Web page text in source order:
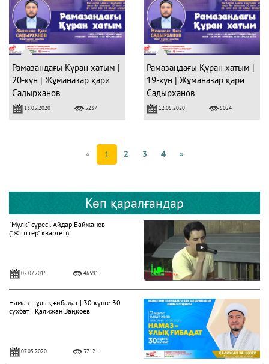
Рамазандағы Құран хатым |
20-күн | Жұманазар қари
Садырханов
13.05.2020 5237
Рамазандағы Құран хатым |
19-күн | Жұманазар қари
Садырханов
12.05.2020 5024
« 1 2 3 4 »
Көп қаралғандар
"Мүлк" сүресі. Айдар Байжанов
("Жігіттер" квартеті)
02.07.2015 46591
Намаз – ұлық ғибадат | 30 күнге 30
сұхбат | Қалижан Заңқоев
07.05.2020 37121